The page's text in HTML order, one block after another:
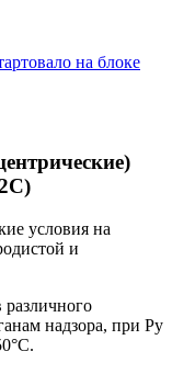
на блоке
условия на
и
надзора, при Ру